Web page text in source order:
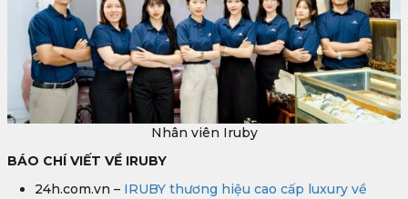
Nhân viên Iruby
BÁO CHÍ VIẾT VỀ IRUBY
24h.com.vn – IRUBY thương hiệu cao cấp luxury về